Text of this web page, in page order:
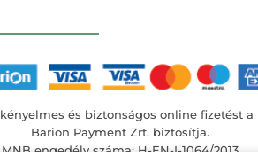
és biztonságos online fizetést a
Barion Payment Zrt. biztosítja.
MNB engedély száma: H-EN-I-1064/2013